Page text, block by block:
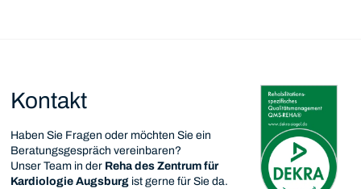
Kontakt
Haben Sie Fragen oder möchten Sie ein
Beratungsgespräch vereinbaren?
Unser Team in der Reha des Zentrum für
Kardiologie Augsburg ist gerne für Sie da.